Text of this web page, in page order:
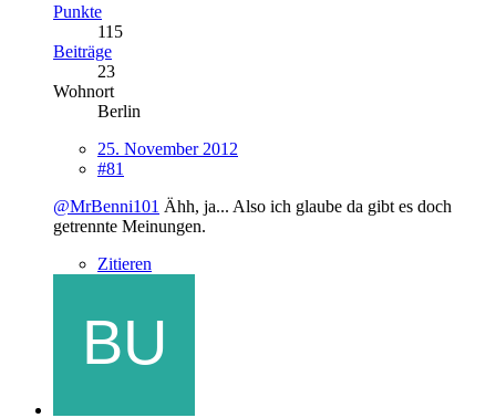
Punkte
115
Beiträge
23
Wohnort
Berlin
25. November 2012
#81
@MrBenni101 Ähh, ja... Also ich glaube da gibt es doch
getrennte Meinungen.
Zitieren